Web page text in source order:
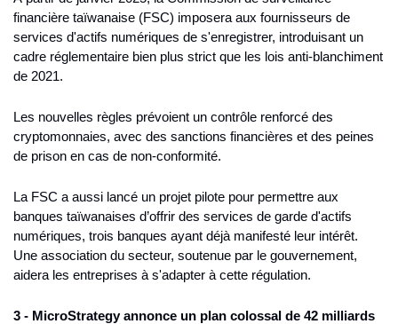
financière taïwanaise (FSC) imposera aux fournisseurs de
services d'actifs numériques de s'enregistrer, introduisant un
cadre réglementaire bien plus strict que les lois anti-blanchiment
de 2021.
Les nouvelles règles prévoient un contrôle renforcé des
cryptomonnaies, avec des sanctions financières et des peines
de prison en cas de non-conformité.
La FSC a aussi lancé un projet pilote pour permettre aux
banques taïwanaises d’offrir des services de garde d'actifs
numériques, trois banques ayant déjà manifesté leur intérêt.
Une association du secteur, soutenue par le gouvernement,
aidera les entreprises à s'adapter à cette régulation.
3 - MicroStrategy annonce un plan colossal de 42 milliards